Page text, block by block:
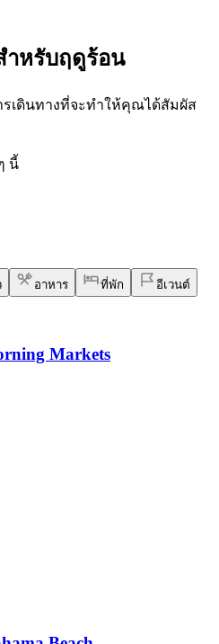
ำหรับฤดูร้อน
รเดินทางที่จะทำให้คุณได้สัมผัส
นี้
อาหาร ที่พัก อีเวนต์
Markets